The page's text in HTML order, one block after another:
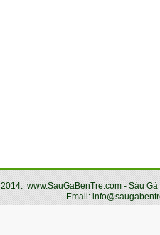
2014. www.SauGaBenTre.com - Sáu
Email: